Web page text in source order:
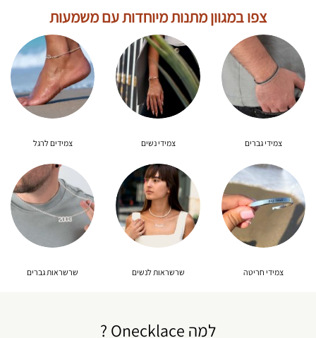
צפו במגוון מתנות מיוחדות עם משמעות
צמידי גברים צמידי נשים צמידים לרגל
צמידי חריטה שרשראות לנשים שרשראות גברים
למה Onecklace ?